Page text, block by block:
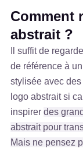
Comment
abstrait ?
Il suffit de
de référence à
stylisée avec
logo abstrait si
inspirerdes
abstrait pour
Mais ne pensez